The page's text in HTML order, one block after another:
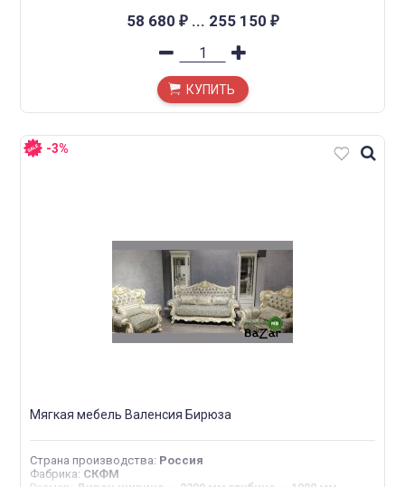
58 680 ₽... 255 150 ₽
КУПИТЬ
-3%
Мягкая мебель Валенсия Бирюза
Страна производства: Россия
Фабрика: СКФМ